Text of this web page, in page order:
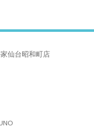
仙台昭和町店